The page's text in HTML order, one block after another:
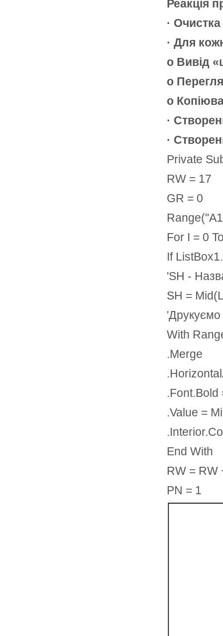
Реакція
·
· Для
o Вивід
o
o
·
·
Private
RW = 17
GR = 0
For I = 0
If
'SH -
SH =
'Друкуємо
With
.Merge
.Font.Bold
.Value =
End With
RW = RW
PN = 1